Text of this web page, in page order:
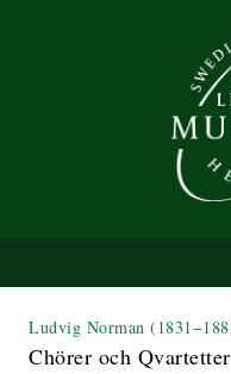
Ludvig Norman
Chörer och